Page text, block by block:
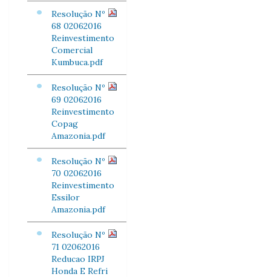
Resolução Nº
68 02062016
Reinvestimento
Comercial
Kumbuca.pdf
Resolução Nº
69 02062016
Reinvestimento
Copag
Amazonia.pdf
Resolução Nº
70 02062016
Reinvestimento
Essilor
Amazonia.pdf
Resolução Nº
71 02062016
Reducao IRPJ
Honda E Refri